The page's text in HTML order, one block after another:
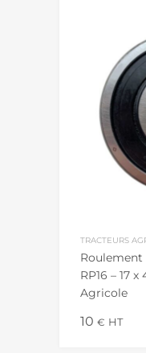
TRACTEURS
Roulement
RP16 – 17 x
Agricole
10 € HT